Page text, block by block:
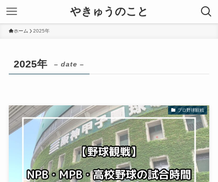
やきゅうのこと
ホーム 2025年
2025年 – date –
プロ野球観戦